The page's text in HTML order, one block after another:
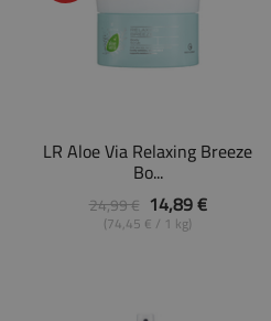
LR Aloe Via Relaxing Breeze
Bo...
24,99 € 14,89 €
(74,45 € / 1 kg)